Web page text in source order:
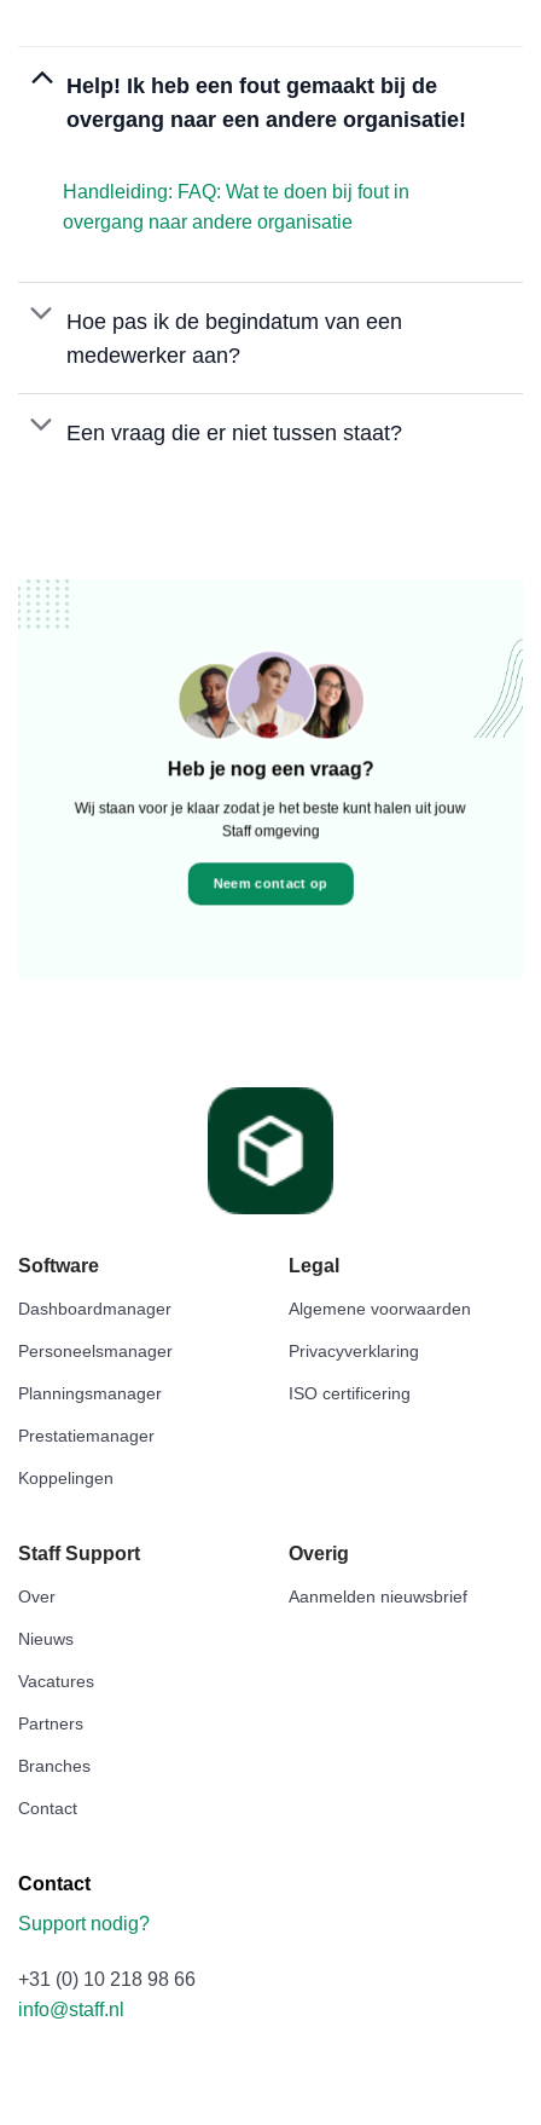
Help! Ik heb een fout gemaakt bij de
overgang naar een andere organisatie!
Handleiding: FAQ: Wat te doen bij fout in
overgang naar andere organisatie
Hoe pas ik de begindatum van een
medewerker aan?
Een vraag die er niet tussen staat?
Heb je nog een vraag?
Wij staan voor je klaar zodat je het beste kunt halen uit jouw
Staff omgeving
Neem contact op
Software
Dashboardmanager
Personeelsmanager
Planningsmanager
Prestatiemanager
Koppelingen
Legal
Algemene voorwaarden
Privacyverklaring
ISO certificering
Staff Support
Over
Nieuws
Vacatures
Partners
Branches
Contact
Overig
Aanmelden nieuwsbrief
Contact
Support nodig?
+31 (0) 10 218 98 66
info@staff.nl